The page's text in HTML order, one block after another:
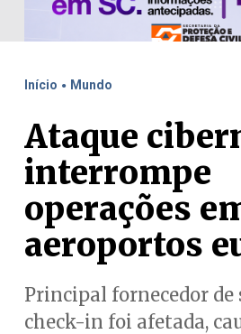
Início . Mundo
Ataque
interrompe
operações
aeroportos
Principal fornecedor de
check-in foi afetada,